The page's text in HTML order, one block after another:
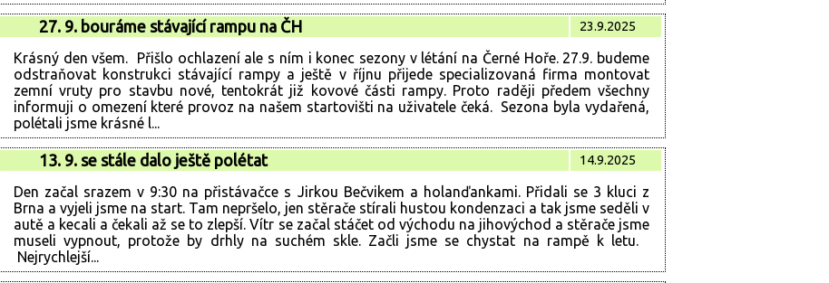
27. 9. bouráme stávající rampu na ČH 23.9.2025
Krásný den všem. Přišlo ochlazení ale s ním i konec sezony v létání na Černé Hoře. 27.9. budeme
odstraňovat konstrukci stávající rampy a ještě v říjnu přijede specializovaná firma montovat
zemní vruty pro stavbu nové, tentokrát již kovové části rampy. Proto raději předem všechny
informuji o omezení které provoz na našem startovišti na uživatele čeká. Sezona byla vydařená,
polétali jsme krásné l...
13. 9. se stále dalo ještě polétat 14.9.2025
Den začal srazem v 9:30 na přistávačce s Jirkou Bečvikem a holanďankami. Přidali se 3 kluci z
Brna a vyjeli jsme na start. Tam nepršelo, jen stěrače stírali hustou kondenzaci a tak jsme seděli v
autě a kecali a čekali až se to zlepší. Vítr se začal stáčet od východu na jihovýchod a stěrače jsme
museli vypnout, protože by drhly na suchém skle. Začli jsme se chystat na rampě k letu.
Nejrychlejší...